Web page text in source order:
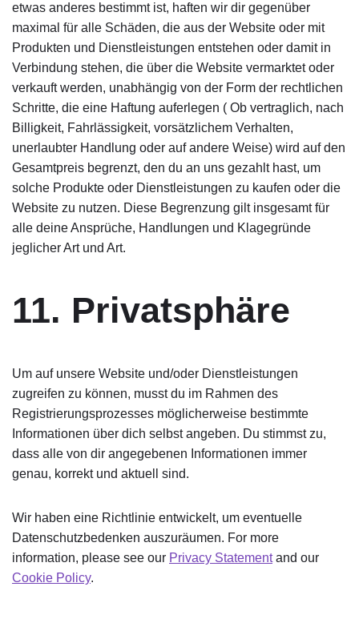
etwas anderes bestimmt ist, haften wir dir gegenüber
maximal für alle Schäden, die aus der Website oder mit
Produkten und Dienstleistungen entstehen oder damit in
Verbindung stehen, die über die Website vermarktet oder
verkauft werden, unabhängig von der Form der rechtlichen
Schritte, die eine Haftung auferlegen ( Ob vertraglich, nach
Billigkeit, Fahrlässigkeit, vorsätzlichem Verhalten,
unerlaubter Handlung oder auf andere Weise) wird auf den
Gesamtpreis begrenzt, den du an uns gezahlt hast, um
solche Produkte oder Dienstleistungen zu kaufen oder die
Website zu nutzen. Diese Begrenzung gilt insgesamt für
alle deine Ansprüche, Handlungen und Klagegründe
jeglicher Art und Art.
11. Privatsphäre
Um auf unsere Website und/oder Dienstleistungen
zugreifen zu können, musst du im Rahmen des
Registrierungsprozesses möglicherweise bestimmte
Informationen über dich selbst angeben. Du stimmst zu,
dass alle von dir angegebenen Informationen immer
genau, korrekt und aktuell sind.
Wir haben eine Richtlinie entwickelt, um eventuelle
Datenschutzbedenken auszuräumen. For more
information, please see our Privacy Statementand our
Cookie Policy.